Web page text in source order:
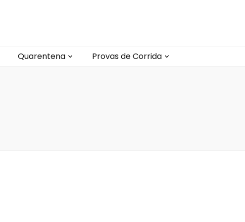
Quarentena Provas de Corrida